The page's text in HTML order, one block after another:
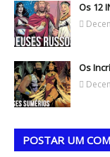
Os 12
Os
POSTAR UM